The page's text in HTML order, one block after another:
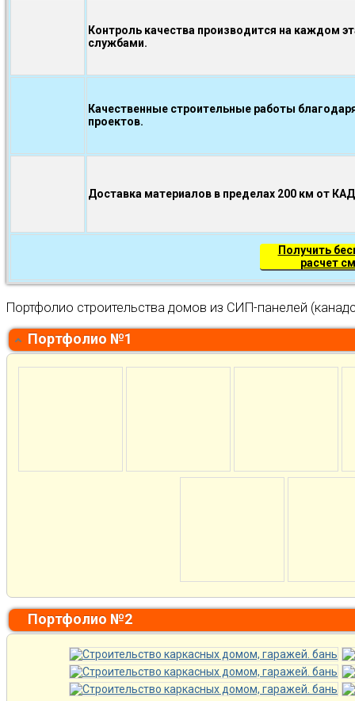
Контроль качества производится на каждом
службами.
Качественные строительные работы
проектов.
Доставка материалов в пределах 200 км от
Получить
расчет
Портфолио строительства домов из СИП-панелей
Портфолио №1
Портфолио №2